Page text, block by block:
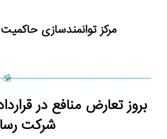
بروز تعارض منافع در
شرکت